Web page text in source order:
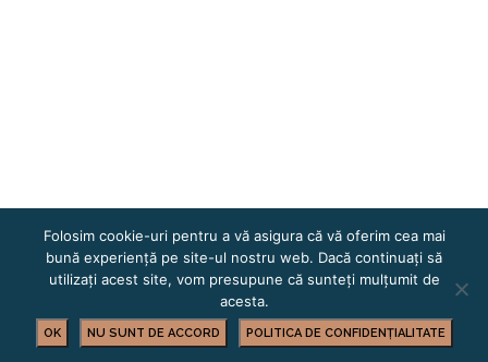
Folosim cookie-uri pentru a vă asigura că vă oferim cea mai
bună experiență pe site-ul nostru web. Dacă continuați să
utilizați acest site, vom presupune că sunteți mulțumit de
acesta.
OK NU SUNT DE ACCORD POLITICA DE CONFIDENȚIALITATE